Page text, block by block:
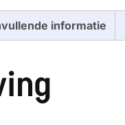
informatie